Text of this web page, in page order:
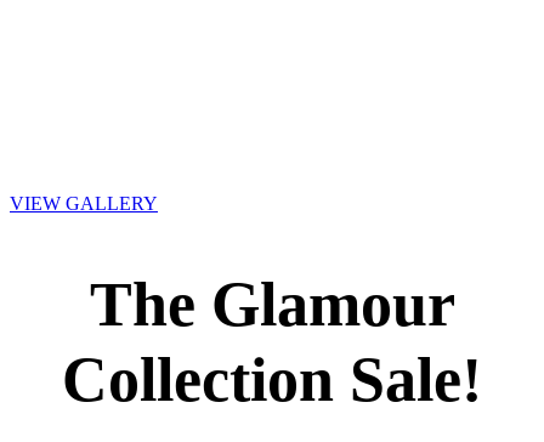
VIEW GALLERY
The Glamour
Collection Sale!